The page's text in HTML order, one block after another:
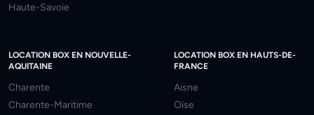
Haute-Savoie
LOCATION BOX EN NOUVELLE-
AQUITAINE
Charente
Charente-Maritime
LOCATION BOX EN HAUTS-DE-
FRANCE
Aisne
Oise